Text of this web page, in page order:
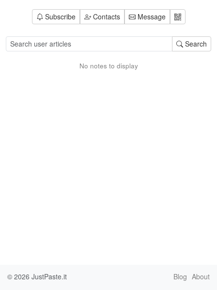
Subscribe Contacts Message
Search
No notes to display
© 2026 JustPaste.it Blog About